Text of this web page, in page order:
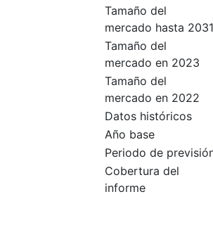
Tamaño del
mercado hasta 2031
Tamaño del
mercado en 2023
Tamaño del
mercado en 2022
Datos históricos
Año base
Periodo de
Cobertura del
informe